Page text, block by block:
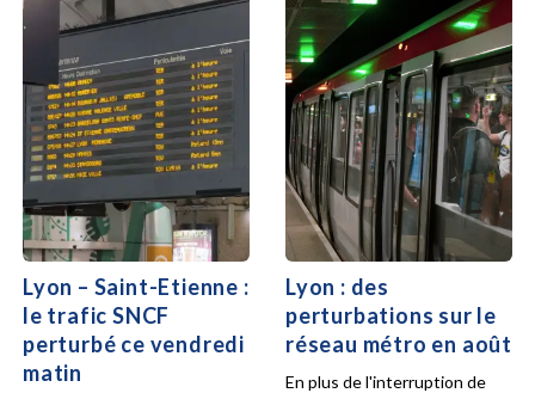
Lyon – Saint-Etienne :
le trafic SNCF
perturbé ce vendredi
matin
Lyon : des
perturbations sur le
réseau métro en août
En plus de l'interruption de